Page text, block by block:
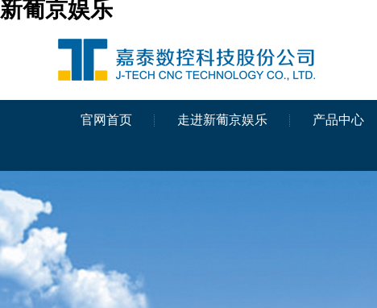
新葡京娱乐
官网首页 走进新葡京娱乐 产品中心